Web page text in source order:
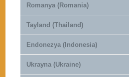
Romanya (Romania)
Tayland (Thailand)
Endonezya (Indonesia)
Ukrayna (Ukraine)